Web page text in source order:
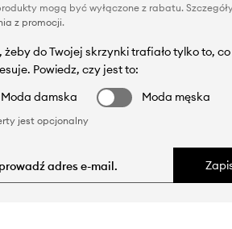
mogą być wyłączone z rabatu.
z promocji.
żeby do Twojej skrzynki trafiało tylko to,
Powiedz, czy jest to:
Moda damska
Moda męska
jest opcjonalny